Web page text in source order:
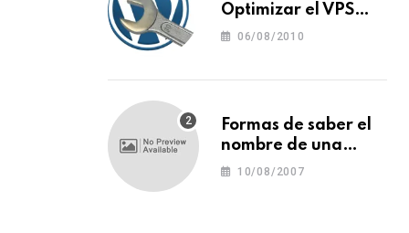
Optimizar el VPS
para WordPress
06/08/2010
Formas de saber el
nombre de una
tipografía (o una
10/08/2007